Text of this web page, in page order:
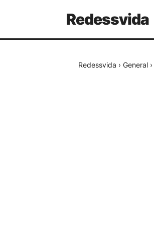
Redessvida
Redessvida › General ›